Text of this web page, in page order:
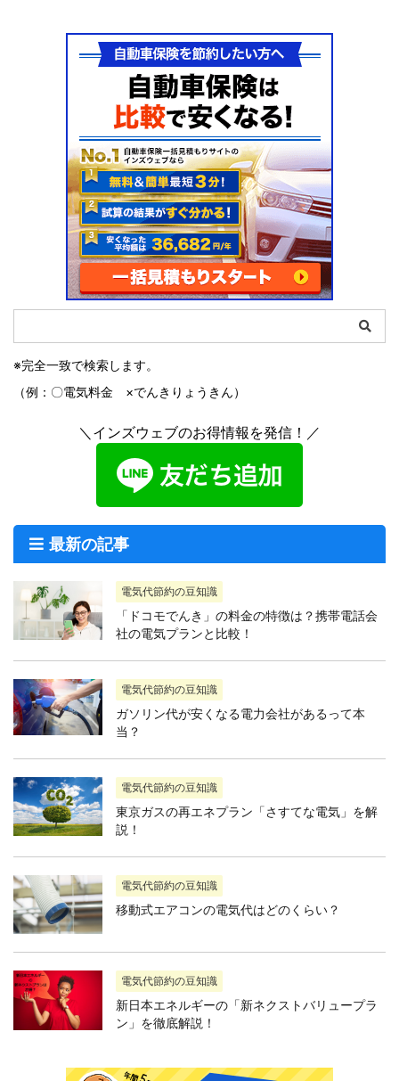
※完全一致で検索します。
（例：〇電気料金 ×でんきりょうきん）
＼インズウェブのお得情報を発信！／
最新の記事
電気代節約の豆知識
「ドコモでんき」の料金の特徴は？携帯電話会
社の電気プランと比較！
電気代節約の豆知識
ガソリン代が安くなる電力会社があるって本
当？
電気代節約の豆知識
東京ガスの再エネプラン「さすてな電気」を解
説！
電気代節約の豆知識
移動式エアコンの電気代はどのくらい？
電気代節約の豆知識
新日本エネルギーの「新ネクストバリュープラ
ン」を徹底解説！